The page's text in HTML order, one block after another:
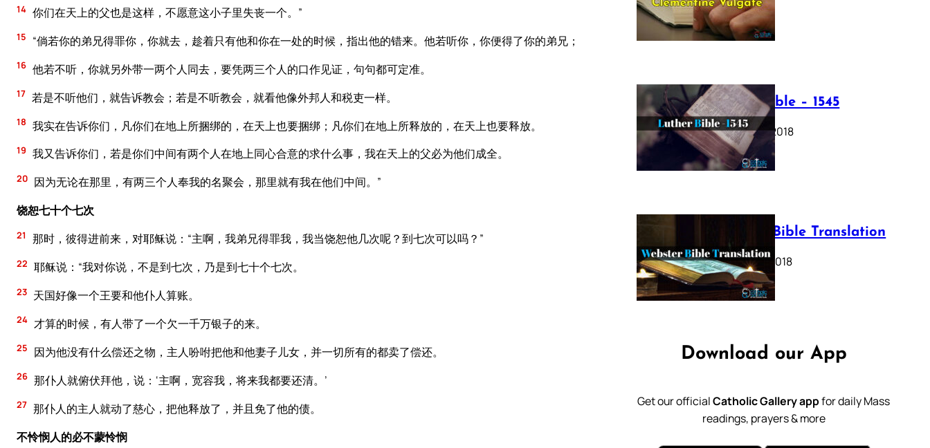
14 你们在天上的父也是这样，不愿意这小子里失丧一个。”
15 “倘若你的弟兄得罪你，你就去，趁着只有他和你在一处的时候，指出他的错来。他若听你，你便得了你的弟兄；
16 他若不听，你就另外带一两个人同去，要凭两三个人的口作见证，句句都可定准。
17 若是不听他们，就告诉教会；若是不听教会，就看他像外邦人和税吏一样。
18 我实在告诉你们，凡你们在地上所捆绑的，在天上也要捆绑；凡你们在地上所释放的，在天上也要释放。
19 我又告诉你们，若是你们中间有两个人在地上同心合意的求什么事，我在天上的父必为他们成全。
20 因为无论在那里，有两三个人奉我的名聚会，那里就有我在他们中间。”
饶恕七十个七次
21 那时，彼得进前来，对耶稣说：“主啊，我弟兄得罪我，我当饶恕他几次呢？到七次可以吗？”
22 耶稣说：“我对你说，不是到七次，乃是到七十个七次。
23 天国好像一个王要和他仆人算账。
24 才算的时候，有人带了一个欠一千万银子的来。
25 因为他没有什么偿还之物，主人吩咐把他和他妻子儿女，并一切所有的都卖了偿还。
26 那仆人就俯伏拜他，说：‘主啊，宽容我，将来我都要还清。’
27 那仆人的主人就动了慈心，把他释放了，并且免了他的债。
不怜悯人的必不蒙怜悯
July 12, 2025
Luther Bible – 1545
October 17, 2018
Webster Bible Translation
October 11, 2018
Download our App
Get our officialCatholic Gallery appfor daily Mass
readings, prayers & more